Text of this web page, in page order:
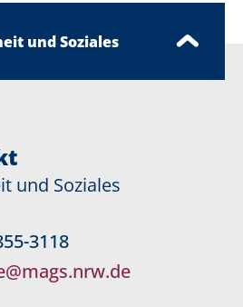
und Soziales
und Soziales
3118